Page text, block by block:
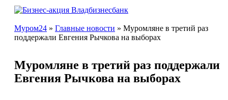
Муром24 » Главные новости » Муромляне в третий раз
поддержали Евгения Рычкова на выборах
Муромляне в третий раз поддержали
Евгения Рычкова на выборах